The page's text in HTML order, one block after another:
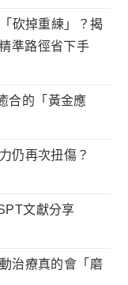
砍掉重練」？揭
準路徑省下手
合的「黃金應
仍再次扭傷？
文獻分享
治療真的會「磨